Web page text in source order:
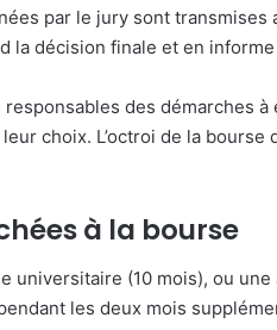
par le jury sont transmises
la décision finale et en
des démarches
choix. L’octroi de la bourse
à la bourse
universitaire (10 mois), ou une
les deux mois